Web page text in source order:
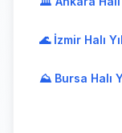
🌊 İzmir Halı
⛰️ Bursa Halı